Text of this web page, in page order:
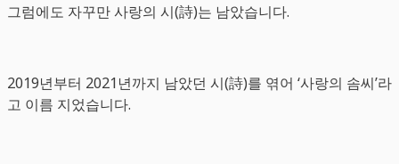
그럼에도 자꾸만 사랑의 시(詩)는 남았습니다.
2019년부터 2021년까지 남았던 시(詩)를 엮어 ‘사랑의 솜씨’라
고 이름 지었습니다.